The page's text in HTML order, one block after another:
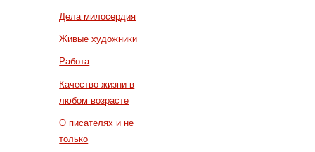
Дела милосердия
Живые художники
Работа
Качество жизни в
любом возрасте
О писателях и не
только